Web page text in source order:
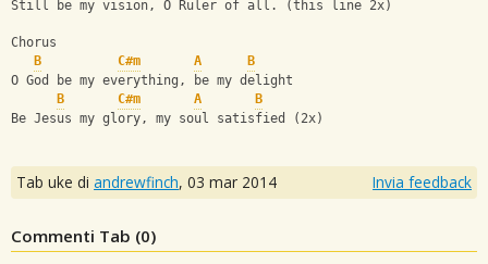
Still be my vision, O Ruler of all. (this line 2x)
Chorus
B
C#m A
B
O God be my everything, be my delight
B
C#m A
B
Be Jesus my glory, my soul satisfied (2x)
Tab uke di andrewfinch, 03 mar 2014 Invia feedback
Commenti Tab (0)